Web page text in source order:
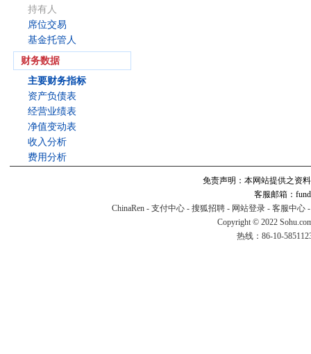
持有人
席位交易
基金托管人
财务数据
主要财务指标
资产负债表
经营业绩表
净值变动表
收入分析
费用分析
免责声明：本网站提供之资
客服邮箱：
ChinaRen - 支付中心 - 搜狐招聘 - 网站登录 - 客服中心
Copyright © 2022
热线：86-10-